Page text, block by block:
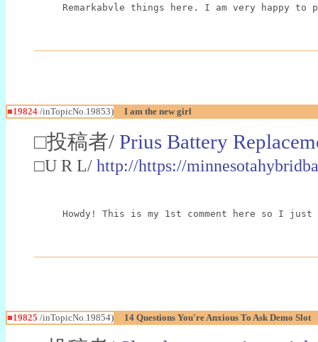
Remarkabvle things here. I am very happy
■19824 /inTopicNo.19853) I am the new girl
□投稿者/ Prius Battery
□U R L/ http://https://
Howdy! This is my 1st comment here so I
■19825 /inTopicNo.19854) 14 Questions You're Anxious To Ask Demo Slot